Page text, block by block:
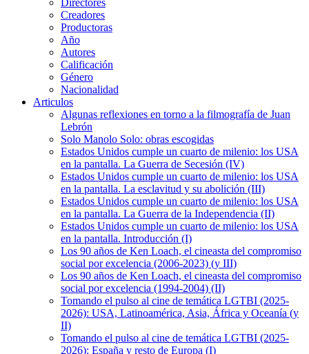
Directores
Creadores
Productoras
Año
Autores
Calificación
Género
Nacionalidad
Articulos
Algunas reflexiones en torno a la filmografía de Juan
Lebrón
Solo Manolo Solo: obras escogidas
Estados Unidos cumple un cuarto de milenio: los USA
en la pantalla. La Guerra de Secesión (IV)
Estados Unidos cumple un cuarto de milenio: los USA
en la pantalla. La esclavitud y su abolición (III)
Estados Unidos cumple un cuarto de milenio: los USA
en la pantalla. La Guerra de la Independencia (II)
Estados Unidos cumple un cuarto de milenio: los USA
en la pantalla. Introducción (I)
Los 90 años de Ken Loach, el cineasta del compromiso
social por excelencia (2006-2023) (y III)
Los 90 años de Ken Loach, el cineasta del compromiso
social por excelencia (1994-2004) (II)
Tomando el pulso al cine de temática LGTBI (2025-
2026): USA, Latinoamérica, Asia, África y Oceanía (y
II)
Tomando el pulso al cine de temática LGTBI (2025-
2026): España y resto de Europa (I)